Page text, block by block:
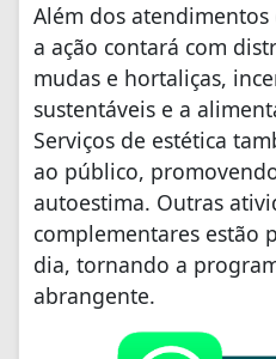
Além dos
a ação contará com
mudas e hortaliças,
sustentáveis e a
Serviços de estética
ao público,
autoestima. Outras
complementares estão
dia, tornando a
abrangente.